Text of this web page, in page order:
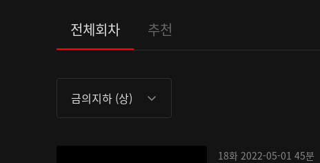
전체회차 추천
금의지하 (상)
18화 2022-05-01 45분